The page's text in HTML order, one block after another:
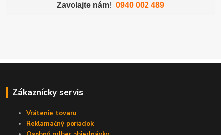
Zavolajte nám! 0940 002 489
Zákaznícky servis
Vrátenie tovaru
Reklamačný poriadok